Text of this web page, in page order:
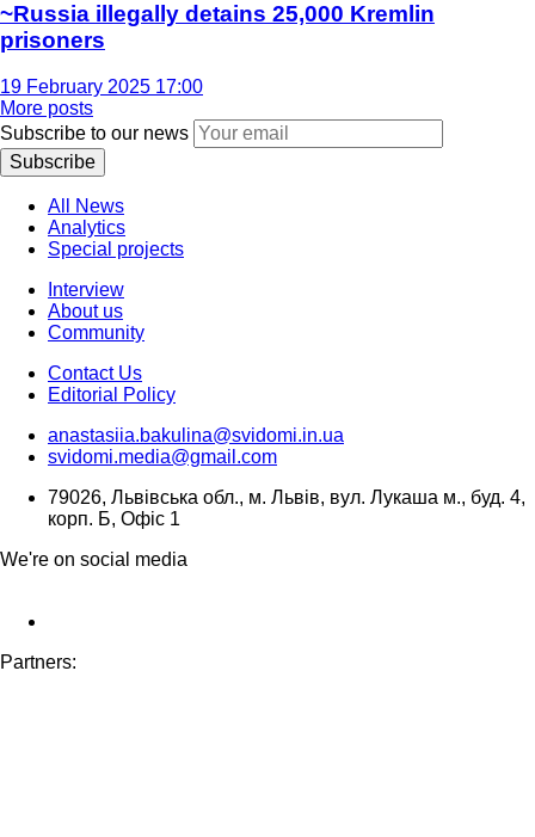
~Russia illegally detains 25,000 Kremlin
prisoners
19 February 2025 17:00
More posts
Subscribe to our news
Subscribe
All News
Analytics
Special projects
Interview
About us
Community
Contact Us
Editorial Policy
anastasiia.bakulina@svidomi.in.ua
svidomi.media@gmail.com
79026, Львівська обл., м. Львів, вул. Лукаша м., буд. 4,
корп. Б, Офіс 1
We're on social media
Partners: